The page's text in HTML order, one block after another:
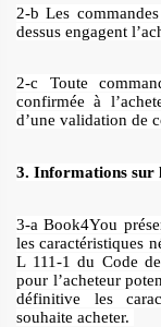
2-b Les
dessus engagent
2-c Toute
confirmée à
d’une validation de
3. Informations sur
3-a Book4You
les caractéristiques
L 111-1 du Code
pour l’acheteur
définitive les
souhaite acheter.